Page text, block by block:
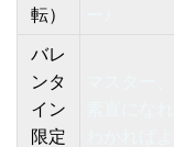
転）
バレ
ンタ
イン
限定